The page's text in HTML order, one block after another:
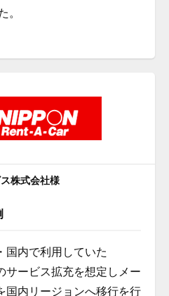
。
株式会社様
国内で利用していた
サービス拡充を想定しメー
国内リージョンへ移行を行